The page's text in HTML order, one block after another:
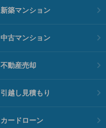
新築マンション
中古マンション
不動産売却
引越し見積もり
カードローン